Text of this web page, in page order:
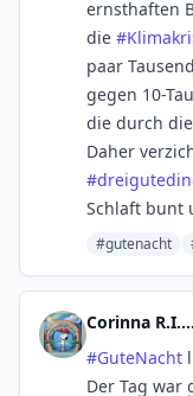
ernsthaften
die #
paar
gegen 10-
die durch
Daher
#
Schlaft bunt
#gutenacht
Corinna R.I.P. Natenom :nona:
#GuteNacht
Der Tag war